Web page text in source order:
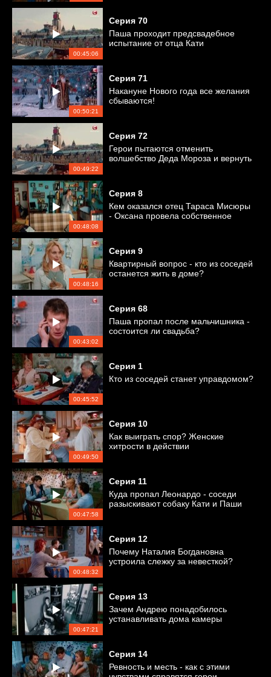
00:45:06
Серия 70
Паша проходит предсвадебное
испытание от отца Кати
00:50:21
Серия 71
Накануне Нового года все желания
сбываются!
00:49:22
Серия 72
Герои пытаются отменить
волшебство Деда Мороза и вернуть
00:48:08
Серия 8
Кем оказался отец Тараса Мисюры
- Оксана провела собственное
00:48:16
Серия 9
Квартирный вопрос - кто из соседей
останется жить в доме?
00:43:02
Серия 68
Паша пропал после мальчишника -
состоится ли свадьба?
00:45:52
Серия 1
Кто из соседей станет управдомом?
00:49:50
Серия 10
Как выиграть спор? Женские
хитрости в действии
00:47:58
Серия 11
Куда пропал Леонардо - соседи
разыскивают собаку Кати и Паши
00:48:32
Серия 12
Почему Наталия Богдановна
устроила слежку за невесткой?
00:47:21
Серия 13
Зачем Андрею понадобилось
устанавливать дома камеры
Серия 14
Ревность и месть - как с этими